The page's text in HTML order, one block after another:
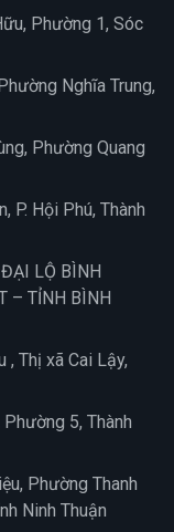
Phường 1, Sóc
Nghĩa Trung,
Phường Quang
P. Hội Phú, Thành
LỘ BÌNH
– TỈNH BÌNH
, Thị xã Cai Lậy,
5, Thành
Phường Thanh
Ninh Thuận